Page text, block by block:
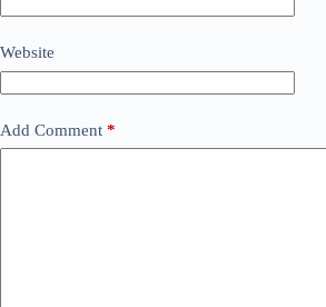
Website
Add Comment *